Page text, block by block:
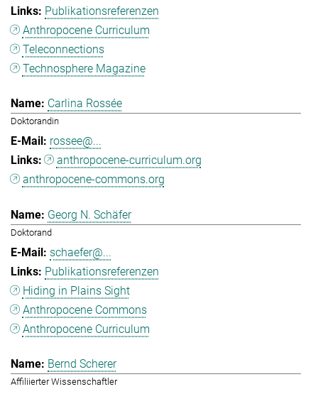
Publikationsreferenzen
Anthropocene Curriculum
Teleconnections
Technosphere Magazine
Carlina Rossée
Doktorandin
rossee@...
anthropocene-curriculum.org
anthropocene-commons.org
Georg N. Schäfer
Doktorand
schaefer@...
Publikationsreferenzen
Hiding in Plains Sight
Anthropocene Commons
Anthropocene Curriculum
Bernd Scherer
Affiliierter Wissenschaftler